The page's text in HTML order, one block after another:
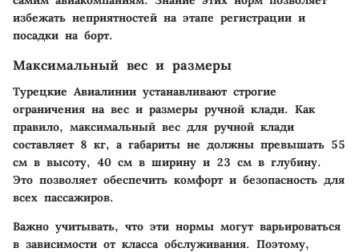
избежать неприятностей на этапе регистрации и
посадки на борт.
Максимальный вес и размеры
Турецкие Авиалинии устанавливают строгие
ограничения на вес и размеры ручной клади. Как
правило, максимальный вес для ручной клади
составляет 8 кг, а габариты не должны превышать 55
см в высоту, 40 см в ширину и 23 см в глубину.
Это позволяет обеспечить комфорт и безопасность для
всех пассажиров.
Важно учитывать, что эти нормы могут варьироваться
в зависимости от класса обслуживания. Поэтому,